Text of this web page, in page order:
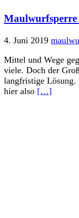
Maulwurfsperre
4. Juni 2019
Mittel und Wege
viele. Doch der
langfristige Lösung.
hier also […]